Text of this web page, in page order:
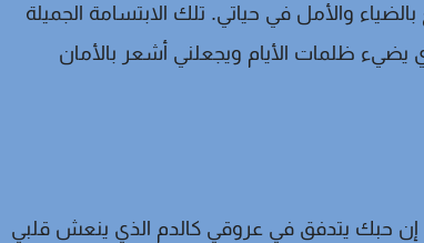
والأمل في حياتي. تلك الابتسامة الجميلة
ظلمات الأيام ويجعلني أشعر بالأمان
يتدفق في عروقي كالدم الذي ينعش قلبي